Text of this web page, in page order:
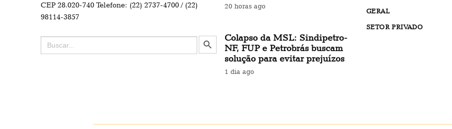
CEP 28.020-740 Telefone: (22) 2737-4700 / (22)
98114-3857
Search
for:
Search Button
20 horas ago
Colapso da MSL: Sindipetro-
NF, FUP e Petrobrás buscam
solução para evitar prejuízos
1 dia ago
GERAL
SETOR PRIVADO